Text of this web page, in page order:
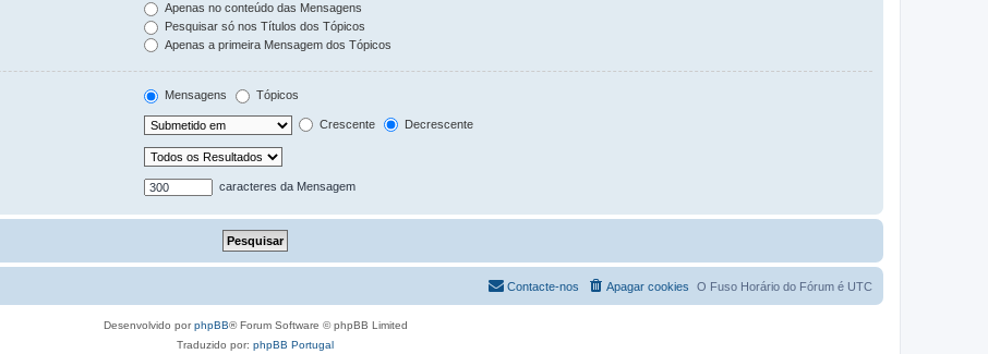
Apenas no conteúdo das Mensagens
Pesquisar só nos Títulos dos Tópicos
Apenas a primeira Mensagem dos Tópicos
Mensagens Tópicos
Crescente Decrescente
caracteres da Mensagem
O Fuso Horário do Fórum é UTC
Apagar cookies
Contacte-nos
Desenvolvido porphpBB® Forum Software © phpBB Limited
Traduzido por: phpBB Portugal